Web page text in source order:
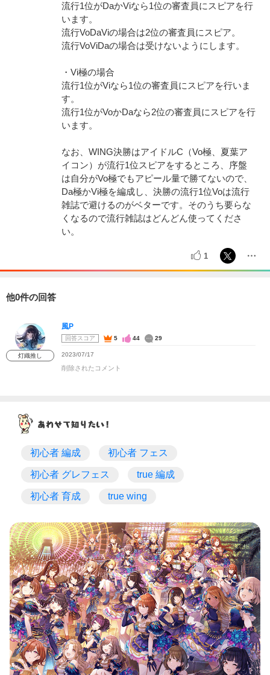
流行1位がDaかViなら1位の審査員にスピアを行
います。
流行VoDaViの場合は2位の審査員にスピア。
流行VoViDaの場合は受けないようにします。
・Vi極の場合
流行1位がViなら1位の審査員にスピアを行いま
す。
流行1位がVoかDaなら2位の審査員にスピアを行
います。
なお、WING決勝はアイドルC（Vo極、夏葉ア
イコン）が流行1位スピアをするところ、序盤
は自分がVo極でもアピール量で勝てないので、
Da極かVi極を編成し、決勝の流行1位Voは流行
雑誌で避けるのがベターです。そのうち要らな
くなるので流行雑誌はどんどん使ってくださ
い。
1
他0件の回答
灯織推し
風P
回答スコア 5 44 29
2023/07/17
削除されたコメント
初心者 編成 初心者 フェス
初心者 グレフェス true 編成
初心者 育成 true wing